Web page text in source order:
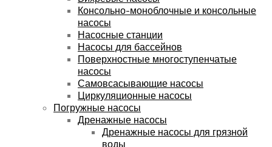
Консольно-моноблочные и консольные
насосы
Насосные станции
Насосы для бассейнов
Поверхностные многоступенчатые
насосы
Самовсасывающие насосы
Циркуляционные насосы
Погружные насосы
Дренажные насосы
Дренажные насосы для грязной
воды